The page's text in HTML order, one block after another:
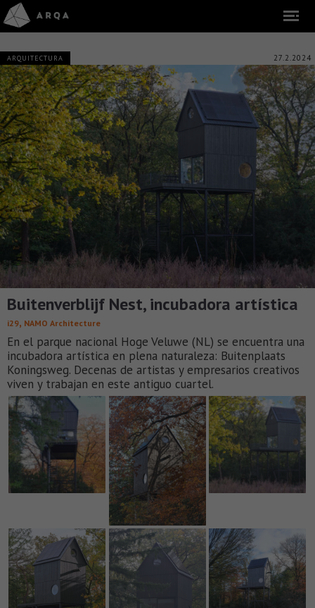
ARQUITECTURA 27.2.2024
Buitenverblijf Nest, incubadora artística
i29, NAMO Architecture
En el parque nacional Hoge Veluwe (NL) se encuentra una
incubadora artística en plena naturaleza: Buitenplaats
Koningsweg. Decenas de artistas y empresarios creativos
viven y trabajan en este antiguo cuartel.